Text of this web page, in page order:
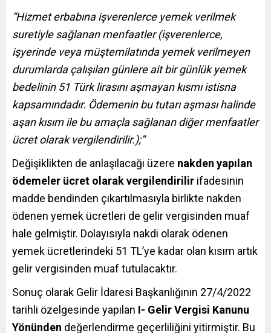
“Hizmet erbabına işverenlerce yemek verilmek
suretiyle sağlanan menfaatler (işverenlerce,
işyerinde veya müştemilatında yemek verilmeyen
durumlarda çalışılan günlere ait bir günlük yemek
bedelinin 51 Türk lirasını aşmayan kısmı istisna
kapsamındadır. Ödemenin bu tutarı aşması halinde
aşan kısım ile bu amaçla sağlanan diğer menfaatler
ücret olarak vergilendirilir.);”
Değişiklikten de anlaşılacağı üzere nakden yapılan
ödemeler ücret olarak vergilendirilir ifadesinin
madde bendinden çıkartılmasıyla birlikte nakden
ödenen yemek ücretleri de gelir vergisinden muaf
hale gelmiştir. Dolayısıyla nakdi olarak ödenen
yemek ücretlerindeki 51 TL’ye kadar olan kısım artık
gelir vergisinden muaf tutulacaktır.
Sonuç olarak Gelir İdaresi Başkanlığının 27/4/2022
tarihli özelgesinde yapılan I- Gelir Vergisi Kanunu
Yönünden değerlendirme geçerliliğini yitirmiştir. Bu